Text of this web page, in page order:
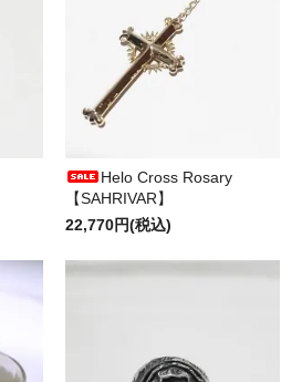
Helo Cross Rosary
【SAHRIVAR】
22,770円(税込)